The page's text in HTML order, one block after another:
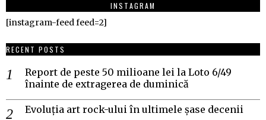
INSTAGRAM
[instagram-feed feed=2]
RECENT POSTS
Report de peste 50 milioane lei la Loto 6/49
înainte de extragerea de duminică
Evoluția art rock-ului în ultimele șase decenii